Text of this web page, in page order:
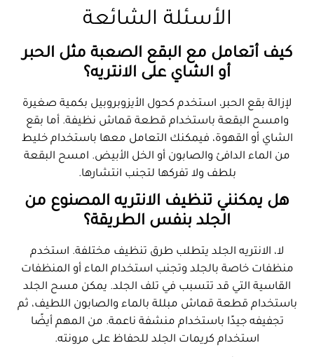
الأسئلة الشائعة
كيف أتعامل مع البقع الصعبة مثل الحبر
أو الشاي على الانتريه؟
لإزالة بقع الحبر، استخدم كحول الأيزوبروبيل بكمية صغيرة
وامسح البقعة باستخدام قطعة قماش نظيفة. أما بقع
الشاي أو القهوة، فيمكنك التعامل معها باستخدام خليط
من الماء الدافئ والصابون أو الخل الأبيض. امسح البقعة
بلطف ولا تفركها لتجنب انتشارها.
هل يمكنني تنظيف الانتريه المصنوع من
الجلد بنفس الطريقة؟
لا، الانتريه الجلد يتطلب طرق تنظيف مختلفة. استخدم
منظفات خاصة بالجلد وتجنب استخدام الماء أو المنظفات
القاسية التي قد تتسبب في تلف الجلد. يمكن مسح الجلد
باستخدام قطعة قماش مبللة بالماء والصابون اللطيف، ثم
تجفيفه جيدًا باستخدام منشفة ناعمة. من المهم أيضًا
استخدام كريمات الجلد للحفاظ على مرونته.